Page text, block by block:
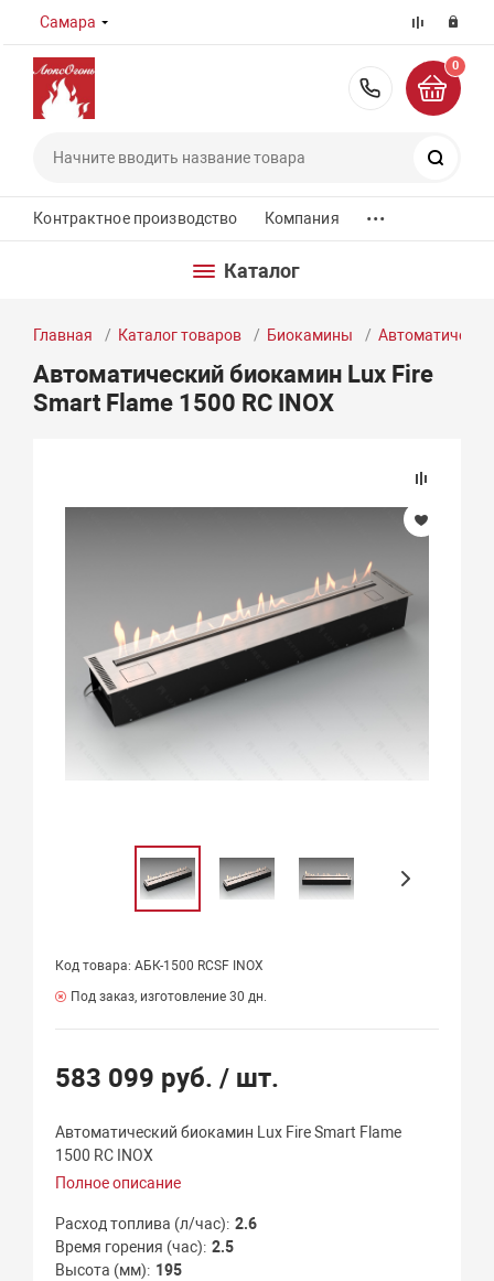
Самара
8 (800)
0
Контрактное производство Компания ...
Каталог
Главная Каталог товаров Биокамины
Автоматический биокамин Lux Fire
Smart Flame 1500 RC INOX
Код товара: АБК-1500 RCSF INOX
Под заказ, изготовление 30 дн.
583 099 руб./ шт.
Автоматический биокамин Lux Fire Smart Flame
1500 RC INOX
Полное описание
Расход топлива (л/час) 2.6
Время горения (час) 2.5
Высота (мм)
195